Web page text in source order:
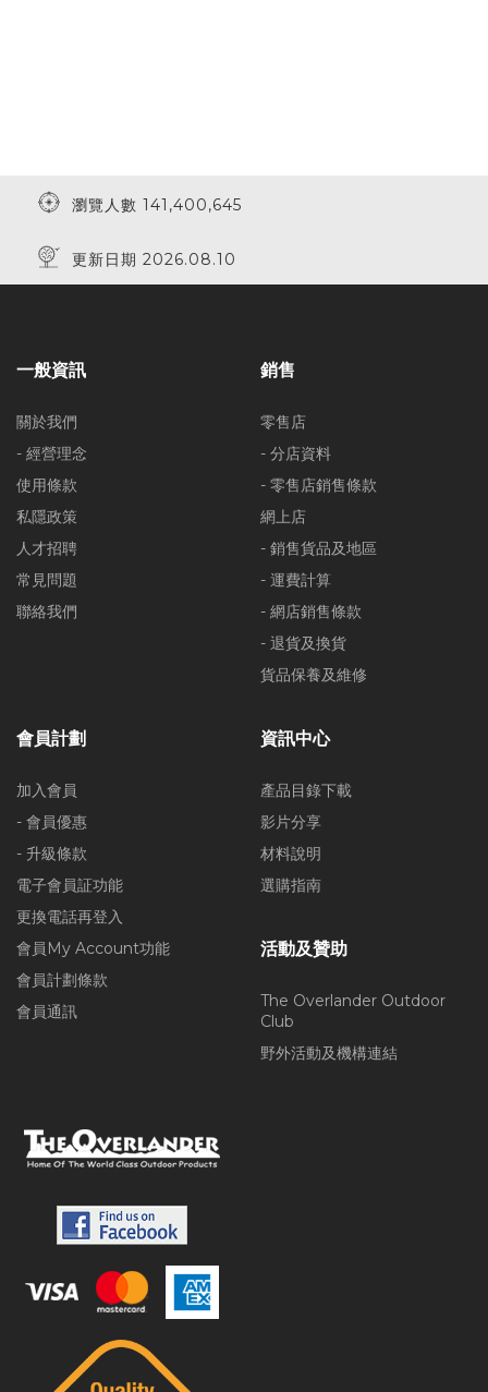
瀏覽人數 141,400,645
更新日期 2026.08.10
一般資訊
關於我們
- 經營理念
使用條款
私隱政策
人才招聘
常見問題
聯絡我們
銷售
零售店
- 分店資料
- 零售店銷售條款
網上店
- 銷售貨品及地區
- 運費計算
- 網店銷售條款
- 退貨及換貨
貨品保養及維修
會員計劃
加入會員
- 會員優惠
- 升級條款
電子會員証功能
更換電話再登入
會員My Account功能
會員計劃條款
會員通訊
資訊中心
產品目錄下載
影片分享
材料說明
選購指南
活動及贊助
The Overlander Outdoor
Club
野外活動及機構連結